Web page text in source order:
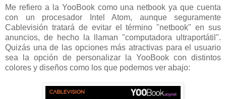
Me refiero a la YooBook como una netbook ya que cuenta
con un procesador Intel Atom, aunque seguramente
Cablevisión tratará de evitar el término "netbook" en sus
anuncios, de hecho la llaman "computadora ultraportátil".
Quizás una de las opciones más atractivas para el usuario
sea la opción de personalizar la YooBook con distintos
colores y diseños como los que podemos ver abajo: